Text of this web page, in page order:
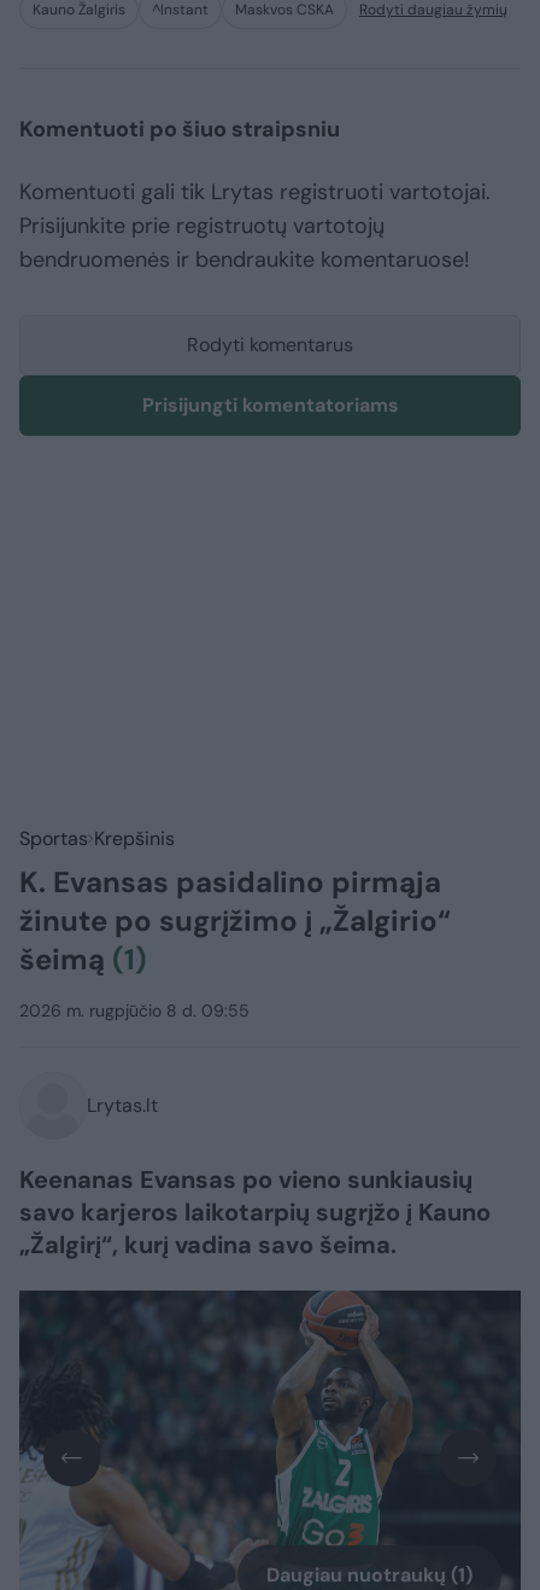
Kauno Žalgiris ^Instant Maskvos CSKA Rodyti daugiau žymių
Komentuoti po šiuo straipsniu
Komentuoti gali tik Lrytas registruoti vartotojai.
Prisijunkite prie registruotų vartotojų
bendruomenės ir bendraukite komentaruose!
Rodyti komentarus
Prisijungti komentatoriams
Sportas Krepšinis
K. Evansas pasidalino pirmąja
žinute po sugrįžimo į „Žalgirio“
šeimą (1)
2026 m. rugpjūčio 8 d. 09:55
Lrytas.lt
Keenanas Evansas po vieno sunkiausių
savo karjeros laikotarpių sugrįžo į Kauno
„Žalgirį“, kurį vadina savo šeima.
Daugiau nuotraukų (1)